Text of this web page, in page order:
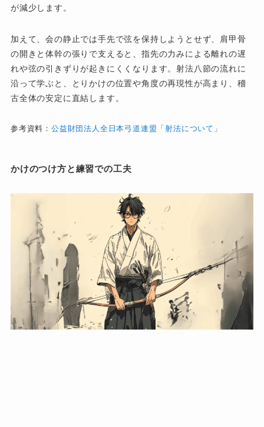
が減少します。
加えて、会の静止では手先で弦を保持しようとせず、肩甲骨
の開きと体幹の張りで支えると、指先の力みによる離れの遅
れや弦の引きずりが起きにくくなります。射法八節の流れに
沿って学ぶと、とりかけの位置や角度の再現性が高まり、稽
古全体の安定に直結します。
参考資料： 公益財団法人全日本弓道連盟「射法について」
かけのつけ方と練習での工夫